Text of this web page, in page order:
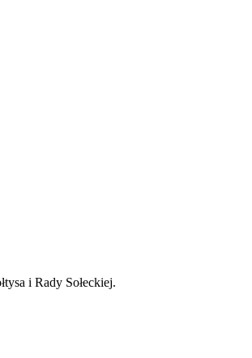
i Rady Sołeckiej.